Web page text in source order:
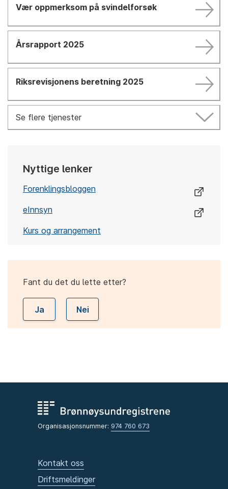
Vær oppmerksom på svindelforsøk
Årsrapport 2025
Riksrevisjonens beretning 2025
Se flere tjenester
Nyttige lenker
Forenklingsbloggen
eInnsyn
Kurs og arrangement
Fant du det du lette etter?
Ja Nei
Organisasjonsnummer: 974 760 673
Kontakt oss
Driftsmeldinger